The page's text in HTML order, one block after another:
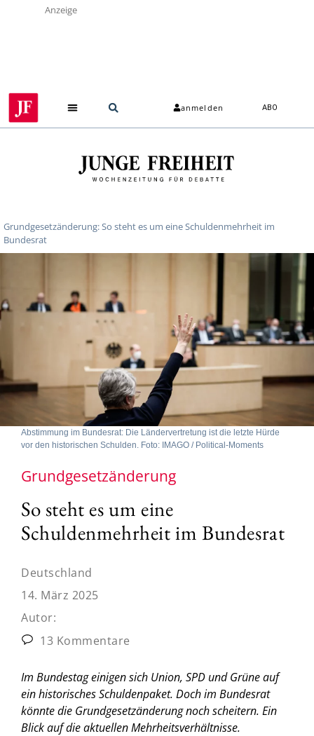
Anzeige
anmelden ABO
Grundgesetzänderung: So steht es um eine Schuldenmehrheit im
Bundesrat
Abstimmung im Bundesrat: Die Ländervertretung ist die letzte Hürde
vor den historischen Schulden. Foto: IMAGO / Political-Moments
Grundgesetzänderung
So steht es um eine
Schuldenmehrheit im Bundesrat
Deutschland
14. März 2025
Autor:
13 Kommentare
Im Bundestag einigen sich Union, SPD und Grüne auf
ein historisches Schuldenpaket. Doch im Bundesrat
könnte die Grundgesetzänderung noch scheitern. Ein
Blick auf die aktuellen Mehrheitsverhältnisse.